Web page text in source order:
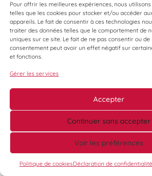
Pour offrir les meilleures expériences, nous
telles que les cookies pour stocker et/ou accéder
appareils. Le fait de consentir à ces technologies
traiter des données telles que le comportement de
uniques sur ce site. Le fait de ne pas consentir ou
consentement peut avoir un effet négatif sur
et fonctions.
Gérer les services
Accepter
Continuer sans accepter
Voir les préférences
Politique de cookiesDéclaration de confidentialité
En savoir plus